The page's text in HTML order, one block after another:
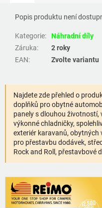
Popis produktu není
Kategorie:
Náhradní díly
Záruka:
2 roky
EAN: Zvolte variantu
Najdete zde přehled o
doplňků pro obytné
panely s dlouhou životností,
výkonné chladničky,
exteriér karavanů, obytných
pro přestavbu dodávek,
Rock and Roll, přestavbové